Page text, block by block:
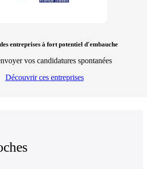
entreprises à fort potentiel d'embauche
vos candidatures spontanées
Découvrir ces entreprises